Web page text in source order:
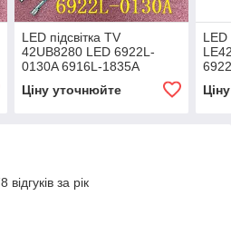
LED підсвітка TV
42UB8280 LED 6922L-
0130A 6916L-1835A
6916L-1836A 2шт. 48LED
463mm
Ціну уточнюйте
LED
за рік